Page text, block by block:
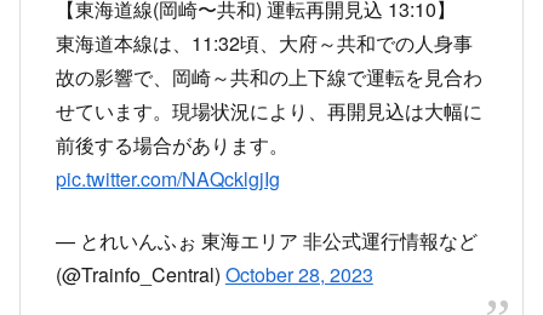
【東海道線(岡崎〜共和) 運転再開見込 13:10】
東海道本線は、11:32頃、大府～共和での人身事
故の影響で、岡崎～共和の上下線で運転を見合わ
前後する場合があります。
pic.twitter.com/NAQcklgjIg